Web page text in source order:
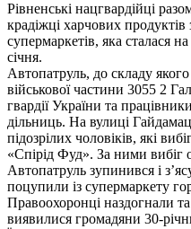
Рівненські нацгвардійці
крадіжці харчових
супермаркетів, яка сталася
січня.
Автопатруль, до складу
військової частини 3055 2
гвардії України та
дільниць. На вулиці
підозрілих чоловіків, які
«Спірід Фуд». За ними вибіг
Автопатруль зупинився і
поцупили із супермаркету
Правоохоронці наздогнали
виявилися громадяни 30-